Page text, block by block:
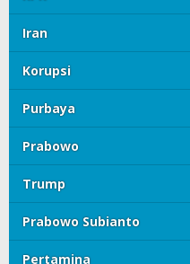
Iran
Korupsi
Purbaya
Prabowo
Trump
Prabowo Subianto
Pertamina